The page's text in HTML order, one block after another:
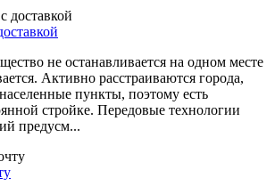
не останавливается на одном месте
Активно расстраиваются города,
пункты, поэтому есть
стройке. Передовые технологии
предусм...